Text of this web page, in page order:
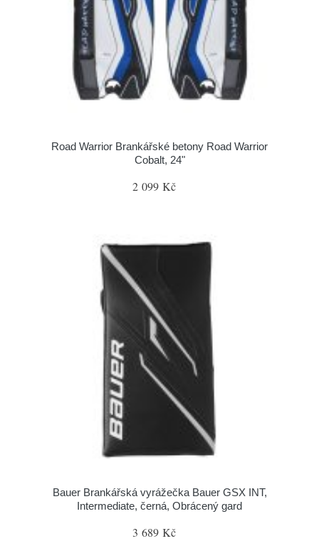
Road Warrior Brankářské betony Road Warrior
Cobalt, 24"
2 099 Kč
Bauer Brankářská vyrážečka Bauer GSX INT,
Intermediate, černá, Obrácený gard
3 689 Kč